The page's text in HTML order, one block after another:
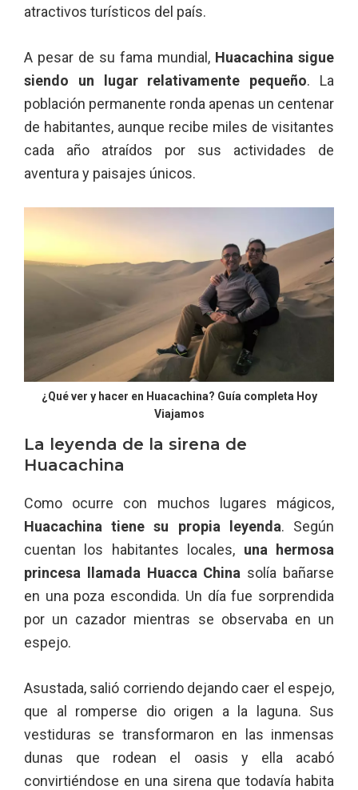
atractivos turísticos del país.
A pesar de su fama mundial, Huacachina sigue
siendo un lugar relativamente pequeño. La
población permanente ronda apenas un centenar
de habitantes, aunque recibe miles de visitantes
cada año atraídos por sus actividades de
aventura y paisajes únicos.
¿Qué ver y hacer en Huacachina? Guía completa Hoy
Viajamos
La leyenda de la sirena de
Huacachina
Como ocurre con muchos lugares mágicos,
Huacachina tiene su propia leyenda. Según
cuentan los habitantes locales, una hermosa
princesa llamada Huacca China solía bañarse
en una poza escondida. Un día fue sorprendida
por un cazador mientras se observaba en un
espejo.
Asustada, salió corriendo dejando caer el espejo,
que al romperse dio origen a la laguna. Sus
vestiduras se transformaron en las inmensas
dunas que rodean el oasis y ella acabó
convirtiéndose en una sirena que todavía habita